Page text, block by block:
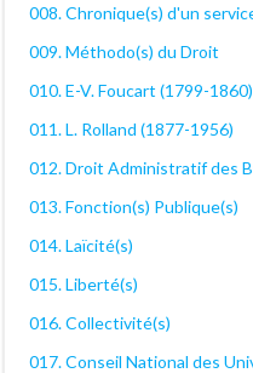
008. Chronique(s) d'un
009. Méthodo(s) du Droit
010. E-V. Foucart (1799-1860)
011. L. Rolland (1877-1956)
012. Droit Administratif des
013. Fonction(s) Publique(s)
014. Laïcité(s)
015. Liberté(s)
016. Collectivité(s)
017. Conseil National des